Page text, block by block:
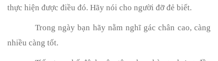
thực hiện được điều đó. Hãy nói cho người đỡ đẻ biết.
Trong ngày bạn hãy nằm nghĩ gác chân cao, càng
nhiều càng tốt.